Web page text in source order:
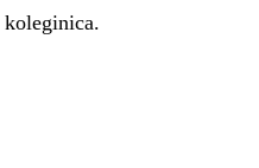
koleginica.